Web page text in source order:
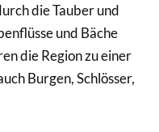
die Tauber und
und Bäche
die Region zu einer
Burgen, Schlösser,